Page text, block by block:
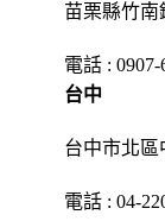
苗栗縣竹南
電話 :0907-
台中
台中市北區
電話 :04-